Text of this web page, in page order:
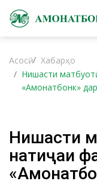
Асосӣ
Хабарҳо
Нишасти
«Амонатбонк»
Нишасти
натиҷаи